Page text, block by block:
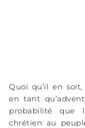
Quoi qu’il en
en tant
probabilité que
chrétien au